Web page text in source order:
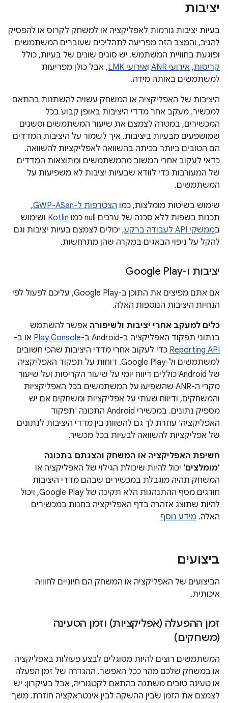
יציבות
בעיות יציבות גורמות לאפליקציה או למשחק לקרוס או להפסיק
להגיב, והמצב הזה מפריעה לתהליכים שעוברים המשתמשים
ופוגעת בחוויית המשתמש. יש סוגים שונים של בעיות, כולל
קריסות, אירועי ANR ואירועי LMK
, אבל כולן מפריעות
למשתמשים באותה מידה.
היציבות של האפליקציה או המשחק עשויה להשתנות בהתאם
למכשיר. מעקב אחר מדדי היציבות באופן קבוע בכל
המכשירים, במטרה לצמצם את שיעור המשתמשים וסשנים
שמושפעים מבעיות ביציבות. איך לשמור על היציבות המדדים
הם הטובים ביותר בכיתה בהשוואה לאפליקציות להשוואה.
כדאי לעקוב אחרי המשוב מהמשתמשים ומתוצאות המדדים
של המעורבות כדי לוודא שבעיות יציבות לא משפיעות על
המשתמשים.
שימוש בשיטות מומלצות, כמו הצטרפות ל-GWP-ASan
,
תכנות בשפות ללא סכנה של ערכים null כמו
Kotlin ושימוש
בממשקי API לעבודה ברקע
, יכולים לצמצם בעיות יציבות וגם
להקל על ניפוי הבאגים במקרה שהן מתרחשות.
יציבות ו-Google Play
אם אתם מפיצים את התוכן ב-Google Play, עליכם לפעול לפי
הנחיות היציבות הנוספות האלה.
כלים למעקב אחרי יציבות ולשיפורה אפשר להשתמש
בנתוני תפקוד האפליקציה ב-Android ב-
Play Console או ב-
Reporting API כדי לעקוב אחרי מדדי היציבות שהכי חשובים
למשתמשים ול-Google Play. דוחות על תפקוד האפליקציה
של Android כוללים דיווח יומי על שיעור הקריסות ועל שיעור
מקרי ה-ANR שהשפיעו על המשתמשים בכל האפליקציות
והמשחקים, ודיווח שעתי על אפליקציות ומשחקים אם יש
מספיק נתונים. במכשירי Android התכונה 'תפקוד
האפליקציה' עוזרת לך גם להשוות בין מדדי היציבות לנתונים
של אפליקציות להשוואה לבעיות בכל מכשיר.
חשיפת האפליקציה או המשחק והצגתם בתכונה
'מומלצים' יכול להיות שיכולת הגילוי של האפליקציה או
המשחק תהיה מוגבלת במכשירים שבהם מדדי היציבות
חורגים מסף ההתנהגות הלא תקינה של Google Play, ויכול
להיות שתוצג אזהרה בדף האפליקציה בחנות במכשירים
האלה. מידע נוסף
ביצועים
הביצועים של האפליקציה או המשחק הם חיוניים לחוויה
איכותית.
זמן ההפעלה (אפליקציות) וזמן הטעינה
(משחקים)
המשתמשים רוצים להיות מסוגלים לבצע פעולות באפליקציה
או במשחק שלכם מהר ככל האפשר. ההגדרה של זמן הפעלה
או טעינה טובים משתנה בהתאם לקטגוריה, אבל בעיקרון: יש
לצמצם את הזמן שבין ההשקה לבין אינטראקציה חוזרת. משך